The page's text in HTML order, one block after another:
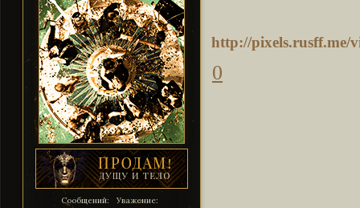
Сообщений:
Уважение:
http://pixels.rusff.me/
0